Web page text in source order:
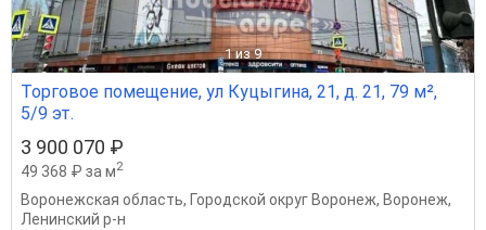
1 из 9
Торговое помещение, ул Куцыгина, 21, д. 21, 79 м²,
5/9 эт.
3 900 070 ₽
49 368 ₽ за м2
Воронежская область, Городской округ Воронеж, Воронеж,
Ленинский р-н